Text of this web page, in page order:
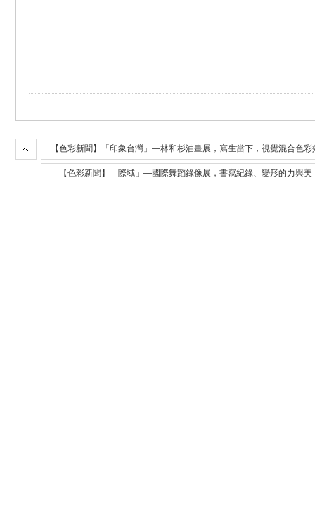
【色彩新聞】「印象台灣」—林和杉油畫展，寫生當下，視覺混合色
【色彩新聞】「際域」—國際舞蹈錄像展，書寫紀錄、變形的力與